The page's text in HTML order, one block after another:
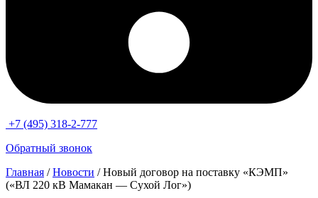
+7 (495) 318-2-777
Обратный звонок
Главная /Новости / Новый договор на поставку «КЭМП»
(«ВЛ 220 кВ Мамакан — Сухой Лог»)